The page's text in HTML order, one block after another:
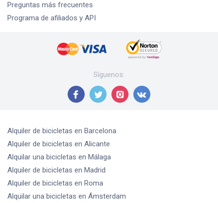
Preguntas más frecuentes
Programa de afiliados y API
Síguenos:
Alquiler de bicicletas en Barcelona
Alquiler de bicicletas en Alicante
Alquilar una bicicletas en Málaga
Alquiler de bicicletas en Madrid
Alquiler de bicicletas en Roma
Alquilar una bicicletas en Ámsterdam